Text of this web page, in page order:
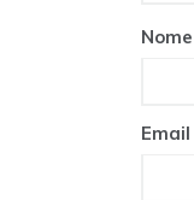
Nome
Email